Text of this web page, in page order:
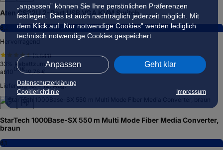
„anpassen” können Sie Ihre persönlichen Präferenzen
festlegen. Dies ist auch nachträglich jederzeit möglich. Mit
dem Klick auf „Nur notwendige Cookies” werden lediglich
technisch notwendige Cookies gespeichert.
Anpassen Geht klar
Datenschutzerklärung
Cookierichtlinie
Impressum
Aten CS22U 2-Port USB VGA KVM Switch
8,2
Hervorragend
(3.841)
33
% Rabatt
zum ⌀-Bestpreis
ab
00
19,76 €
Lieferung 10. – 12. Aug.
StarTech 1000Base-SX 550 m Multi Mode Fiber Media Converter,
braun
8,1